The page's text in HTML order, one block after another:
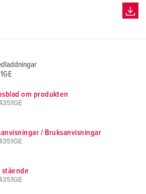
om produkten
/ Bruksanvisningar